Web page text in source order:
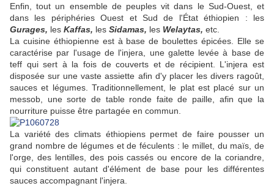
Enfin, tout un ensemble de peuples vit dans le Sud-Ouest, et
dans les périphéries Ouest et Sud de l'État éthiopien : les
Gurages, les Kaffas, les Sidamas, les Welaytas, etc.
La cuisine éthiopienne est à base de boulettes épicées. Elle se
caractérise par l'usage de l'injera, une galette levée à base de
teff qui sert à la fois de couverts et de récipient. L'injera est
disposée sur une vaste assiette afin d'y placer les divers ragoût,
sauces et légumes. Traditionnellement, le plat est placé sur un
messob, une sorte de table ronde faite de paille, afin que la
nourriture puisse être partagée en commun.
La variété des climats éthiopiens permet de faire pousser un
grand nombre de légumes et de féculents : le millet, du maïs, de
l'orge, des lentilles, des pois cassés ou encore de la coriandre,
qui constituent autant d'élément de base pour les différentes
sauces accompagnant l'injera.